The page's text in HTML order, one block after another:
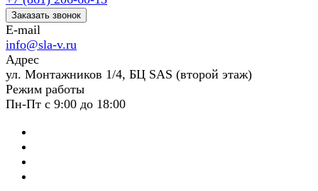
Заказать звонок
E-mail
info@sla-v.ru
Адрес
ул. Монтажников 1/4, БЦ SAS (второй этаж)
Режим работы
Пн-Пт с 9:00 до 18:00